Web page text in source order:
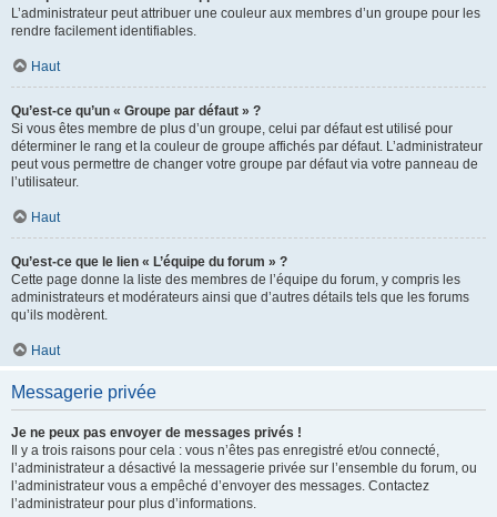
L’administrateur peut attribuer une couleur aux membres d’un groupe pour les
rendre facilement identifiables.
Haut
Qu’est-ce qu’un « Groupe par défaut » ?
Si vous êtes membre de plus d’un groupe, celui par défaut est utilisé pour
déterminer le rang et la couleur de groupe affichés par défaut. L’administrateur
peut vous permettre de changer votre groupe par défaut via votre panneau de
l’utilisateur.
Haut
Qu’est-ce que le lien « L’équipe du forum » ?
Cette page donne la liste des membres de l’équipe du forum, y compris les
administrateurs et modérateurs ainsi que d’autres détails tels que les forums
qu’ils modèrent.
Haut
Messagerie privée
Je ne peux pas envoyer de messages privés !
Il y a trois raisons pour cela : vous n’êtes pas enregistré et/ou connecté,
l’administrateur a désactivé la messagerie privée sur l’ensemble du forum, ou
l’administrateur vous a empêché d’envoyer des messages. Contactez
l’administrateur pour plus d’informations.